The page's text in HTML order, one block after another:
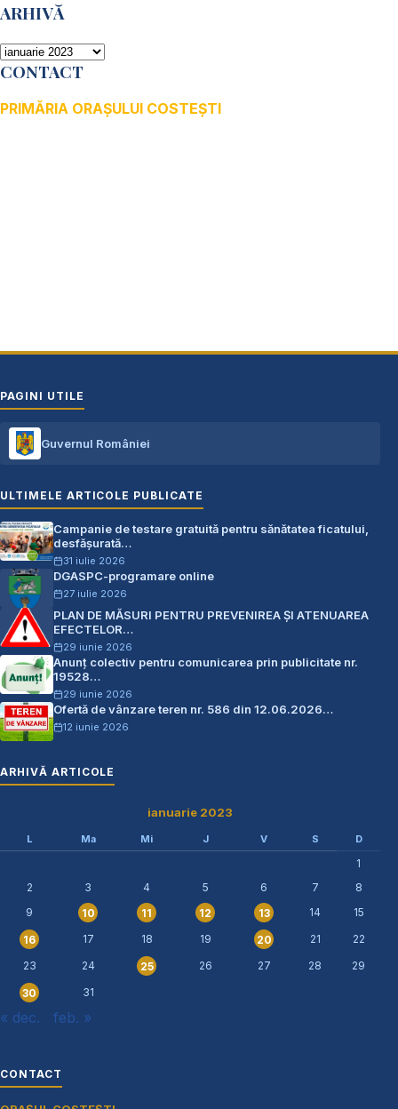
ARHIVĂ
ARHIVĂ
CONTACT
PRIMĂRIA ORAȘULUI COSTEȘTI
PAGINI UTILE
Guvernul României
ULTIMELE ARTICOLE PUBLICATE
Campanie de testare gratuită pentru sănătatea ficatului,
desfășurată…
31 iulie 2026
DGASPC-programare online
27 iulie 2026
PLAN DE MĂSURI PENTRU PREVENIREA ŞI ATENUAREA
EFECTELOR…
29 iunie 2026
Anunț colectiv pentru comunicarea prin publicitate nr.
19528…
29 iunie 2026
Ofertă de vânzare teren nr. 586 din 12.06.2026…
12 iunie 2026
ARHIVĂ ARTICOLE
ianuarie 2023
L Ma Mi J V S D
1
2
3 4 5 6 7
8
9
10 11 12 13 14 15
16 17 18 19 20 21
22
23
24 25 26 27 28 29
30 31
« dec. feb. »
CONTACT